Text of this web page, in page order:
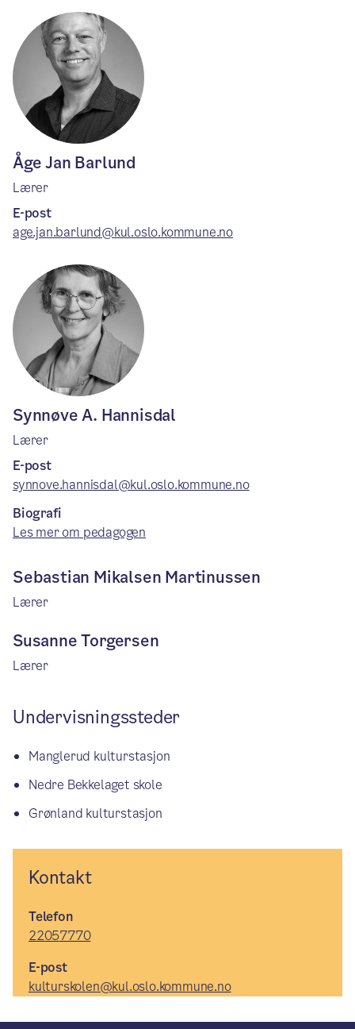
Åge Jan Barlund
Lærer
E-post
age.jan.barlund@kul.oslo.kommune.no
Synnøve A. Hannisdal
Lærer
E-post
synnove.hannisdal@kul.oslo.kommune.no
Biografi
Les mer om pedagogen
Sebastian Mikalsen Martinussen
Lærer
Susanne Torgersen
Lærer
Undervisningssteder
Manglerud kulturstasjon
Nedre Bekkelaget skole
Grønland kulturstasjon
Kontakt
Telefon
22057770
E-post
kulturskolen@kul.oslo.kommune.no